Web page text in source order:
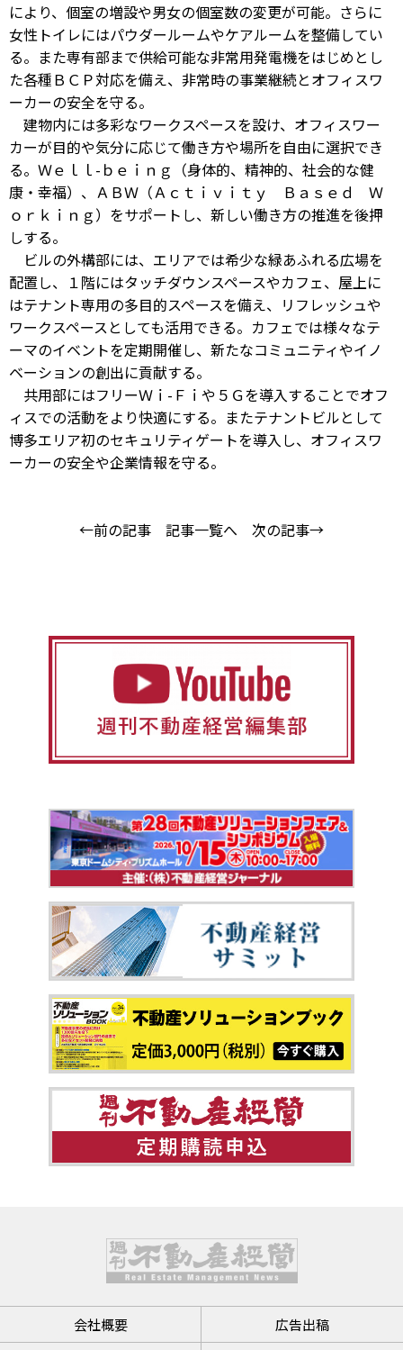
により、個室の増設や男女の個室数の変更が可能。さらに
女性トイレにはパウダールームやケアルームを整備してい
る。また専有部まで供給可能な非常用発電機をはじめとし
た各種ＢＣＰ対応を備え、非常時の事業継続とオフィスワ
ーカーの安全を守る。
建物内には多彩なワークスペースを設け、オフィスワー
カーが目的や気分に応じて働き方や場所を自由に選択でき
る。Ｗｅｌｌ-ｂｅｉｎｇ（身体的、精神的、社会的な健
康・幸福）、ＡＢＷ（Ａｃｔｉｖｉｔｙ Ｂａｓｅｄ Ｗ
ｏｒｋｉｎｇ）をサポートし、新しい働き方の推進を後押
しする。
ビルの外構部には、エリアでは希少な緑あふれる広場を
配置し、１階にはタッチダウンスペースやカフェ、屋上に
はテナント専用の多目的スペースを備え、リフレッシュや
ワークスペースとしても活用できる。カフェでは様々なテ
ーマのイベントを定期開催し、新たなコミュニティやイノ
ベーションの創出に貢献する。
共用部にはフリーＷｉ-Ｆｉや５Ｇを導入することでオフ
ィスでの活動をより快適にする。またテナントビルとして
博多エリア初のセキュリティゲートを導入し、オフィスワ
ーカーの安全や企業情報を守る。
←前の記事 記事一覧へ 次の記事→
会社概要 広告出稿